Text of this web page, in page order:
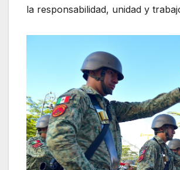
la responsabilidad, unidad y